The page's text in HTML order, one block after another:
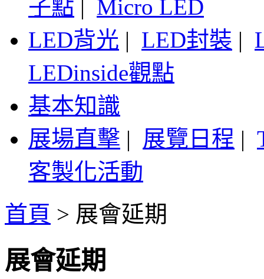
子點 | Micro LED
LED背光 | LED封裝 |
LEDinside觀點
基本知識
展場直擊 | 展覽日程 |
客製化活動
首頁 > 展會延期
展會延期